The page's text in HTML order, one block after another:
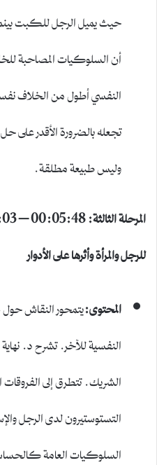
حيث يميل الرجل للكبت
أن السلوكيات المصاحبة
النفسي أطول من الخلاف
تجعله بالضرورة الأقدر على
وليس طبيعة مطلقة.
للرجل والمرأة وأثرها على الأدوار
المحتوى:يتمحور النقاش
النفسية للآخر. تشرح د.
الشريك. تتطرق إلى الفروقات
التستوستيرون لدى الرجل
السلوكيات العامة